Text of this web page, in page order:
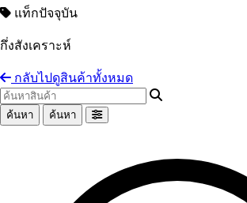
น้ำมันห้องเย็น
อื่นๆ Others
อื่นๆ Others
แท็กปัจจุบัน
กึ่งสังเคราะห์
กลับไปดูสินค้าทั้งหมด
ค้นหา ค้นหา